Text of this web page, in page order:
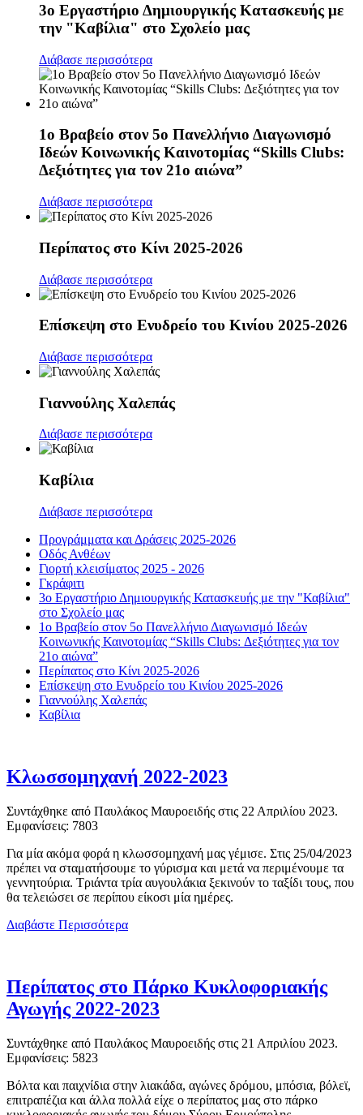
3ο Εργαστήριο Δημιουργικής Κατασκευής με
την "Καβίλια" στο Σχολείο μας
Διάβασε περισσότερα
1ο Βραβείο στον 5ο Πανελλήνιο Διαγωνισμό
Ιδεών Κοινωνικής Καινοτομίας “Skills Clubs:
Δεξιότητες για τον 21ο αιώνα”
Διάβασε περισσότερα
Περίπατος στο Κίνι 2025-2026
Διάβασε περισσότερα
Επίσκεψη στο Ενυδρείο του Κινίου 2025-2026
Διάβασε περισσότερα
Γιαννούλης Χαλεπάς
Διάβασε περισσότερα
Καβίλια
Διάβασε περισσότερα
Προγράμματα και Δράσεις 2025-2026
Οδός Ανθέων
Γιορτή κλεισίματος 2025 - 2026
Γκράφιτι
3ο Εργαστήριο Δημιουργικής Κατασκευής με την "Καβίλια"
στο Σχολείο μας
1ο Βραβείο στον 5ο Πανελλήνιο Διαγωνισμό Ιδεών
Κοινωνικής Καινοτομίας “Skills Clubs: Δεξιότητες για τον
21ο αιώνα”
Περίπατος στο Κίνι 2025-2026
Επίσκεψη στο Ενυδρείο του Κινίου 2025-2026
Γιαννούλης Χαλεπάς
Καβίλια
Κλωσσομηχανή 2022-2023
Συντάχθηκε από Παυλάκος Μαυροειδής στις 22 Απριλίου 2023.
Εμφανίσεις: 7803
Για μία ακόμα φορά η κλωσσομηχανή μας γέμισε. Στις 25/04/2023
πρέπει να σταματήσουμε το γύρισμα και μετά να περιμένουμε τα
γεννητούρια. Τριάντα τρία αυγουλάκια ξεκινούν το ταξίδι τους, που
θα τελειώσει σε περίπου είκοσι μία ημέρες.
Διαβάστε Περισσότερα
Περίπατος στο Πάρκο Κυκλοφοριακής
Αγωγής 2022-2023
Συντάχθηκε από Παυλάκος Μαυροειδής στις 21 Απριλίου 2023.
Εμφανίσεις: 5823
Βόλτα και παιχνίδια στην λιακάδα, αγώνες δρόμου, μπόσια, βόλεϊ,
επιτραπέζια και άλλα πολλά είχε ο περίπατος μας στο πάρκο